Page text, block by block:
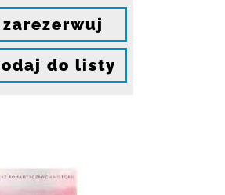
zarezerwuj
do listy